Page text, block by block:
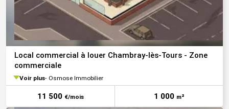
Local commercial à louer Chambray-lès-Tours - Zone
commerciale
Voir plus Osmose Immobilier
11 500 €/mois 1 000 m²